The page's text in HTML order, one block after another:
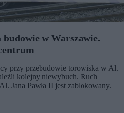
w Warszawie.
przy przebudowie torowiska w Al.
kolejny niewybuch. Ruch
Jana Pawła II jest zablokowany.